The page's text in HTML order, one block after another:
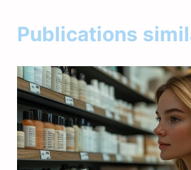
Publications